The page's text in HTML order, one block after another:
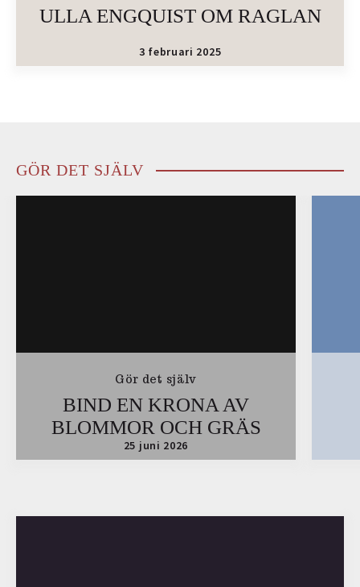
ULLA ENGQUIST OM RAGLAN
3 februari 2025
GÖR DET SJÄLV
Gör det själv
BIND EN KRONA AV
BLOMMOR OCH GRÄS
25 juni 2026